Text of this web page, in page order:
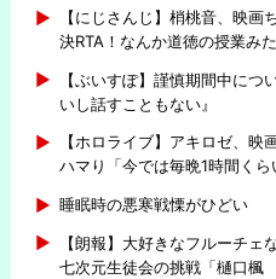
【にじさんじ】梢桃音、映
決RTA！なんか道徳の授業み
【ぶいすぽ】謹慎期間中につ
いし話すこともない』
【ホロライブ】アキロゼ、
ハマり「今では毎晩1時間くら
睡眠時の悪寒戦慄がひどい
【朗報】大好きなフルーチェ
七次元生徒会の挑戦「樋